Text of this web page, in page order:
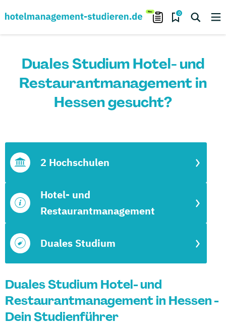
0
Duales Studium Hotel- und
Restaurantmanagement in
Hessen gesucht?
Duales Studium
Hotel- und
Restaurantmanagement
2 Hochschulen
Duales Studium Hotel- und
Restaurantmanagement in Hessen -
Dein Studienführer